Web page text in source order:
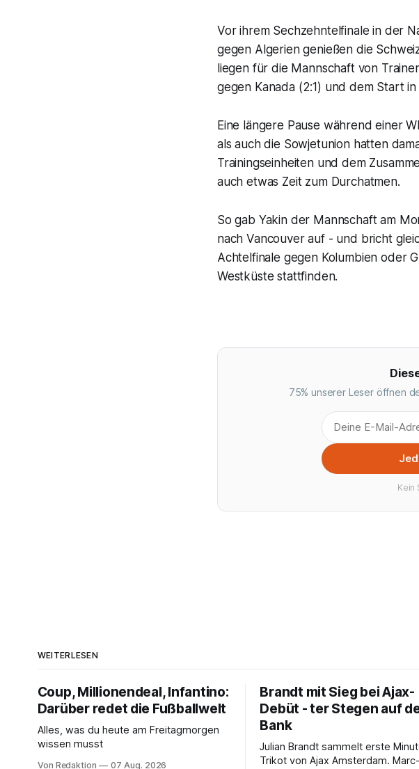
Vor ihrem Sechzehntelfinale in der
gegen Algerien genießen die
liegen für die Mannschaft von
gegen Kanada (2:1) und dem Start in
Eine längere Pause während einer
als auch die Sowjetunion hatten
Trainingseinheiten und dem
auch etwas Zeit zum Durchatmen.
So gab Yakin der Mannschaft am
nach Vancouver auf - und bricht
Achtelfinale gegen Kolumbien oder
Westküste stattfinden.
75% unserer Leser öffnen
Kein
WEITERLESEN
Coup, Millionendeal, Infantino:
Darüber redet die Fußballwelt
Alles, was du heute am Freitagmorgen
wissen musst
Von Redaktion 07 Aug. 2026
Brandt mit Sieg bei Ajax-
Debüt - ter Stegen auf
Bank
Julian Brandt sammelt erste
Trikot von Ajax Amsterdam.